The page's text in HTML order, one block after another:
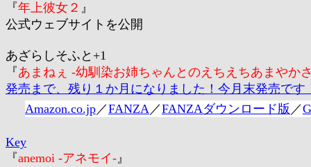
『年上彼女２ 』
公式ウェブサイトを公開
あざらしそふと+1
『あまねぇ -幼馴染お姉ちゃんとのえちえちあまやか
発売まで、残り１か月になりました！今月末発売で
Amazon.co.jp／FANZA／FANZAダウンロード版 ／
Key
『anemoi -アネモイ-』